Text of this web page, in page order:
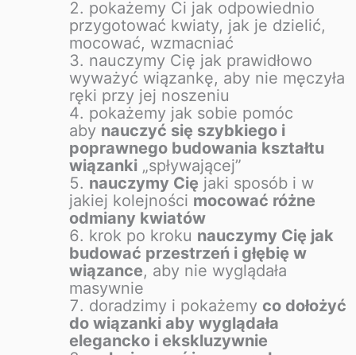
pokażemy Ci jak odpowiednio
przygotować kwiaty, jak je dzielić,
mocować, wzmacniać
nauczymy Cię jak prawidłowo
wyważyć wiązankę, aby nie męczyła
ręki przy jej noszeniu
pokażemy jak sobie pomóc
aby nauczyć się szybkiego i
poprawnego budowania kształtu
wiązanki „spływającej”
nauczymy Cię jaki sposób i w
jakiej kolejności mocować różne
odmiany kwiatów
krok po kroku nauczymy Cię jak
budować przestrzeń i głębię w
wiązance, aby nie wyglądała
masywnie
doradzimy i pokażemy co dołożyć
do wiązanki aby wyglądała
elegancko i ekskluzywnie